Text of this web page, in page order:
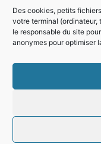
Des cookies, petits
votre terminal (ordinateur,
le responsable du site
anonymes pour optimiser
Horaires